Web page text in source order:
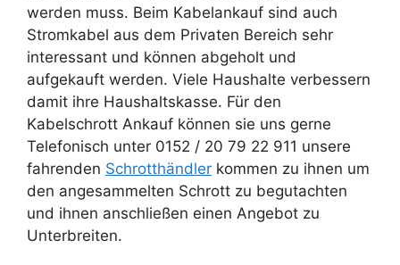
werden muss. Beim Kabelankauf sind auch
Stromkabel aus dem Privaten Bereich sehr
interessant und können abgeholt und
aufgekauft werden. Viele Haushalte verbessern
damit ihre Haushaltskasse. Für den
Kabelschrott Ankauf können sie uns gerne
Telefonisch unter 0152 / 20 79 22 911 unsere
fahrenden Schrotthändler kommen zu ihnen um
den angesammelten Schrott zu begutachten
und ihnen anschließen einen Angebot zu
Unterbreiten.